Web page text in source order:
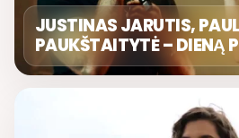
JUSTINAS JARUTIS,
PAUKŠTAITYTĖ – DIENĄ